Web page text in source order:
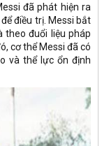
đã phát hiện ra
điều trị. Messi bắt
đuổi liệu pháp
cơ thể Messi đã có
và thể lực ổn định